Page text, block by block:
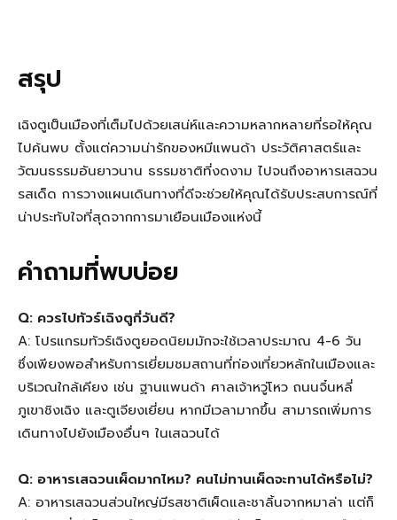
สรุป
เฉิงตูเป็นเมืองที่เต็มไปด้วยเสน่ห์และความหลากหลายที่รอให้คุณ
ไปค้นพบ ตั้งแต่ความน่ารักของหมีแพนด้า ประวัติศาสตร์และ
วัฒนธรรมอันยาวนาน ธรรมชาติที่งดงาม ไปจนถึงอาหารเสฉวน
รสเด็ด การวางแผนเดินทางที่ดีจะช่วยให้คุณได้รับประสบการณ์ที่
น่าประทับใจที่สุดจากการมาเยือนเมืองแห่งนี้
คำถามที่พบบ่อย
Q: ควรไปทัวร์เฉิงตูกี่วันดี?
A: โปรแกรมทัวร์เฉิงตูยอดนิยมมักจะใช้เวลาประมาณ 4-6 วัน
ซึ่งเพียงพอสำหรับการเยี่ยมชมสถานที่ท่องเที่ยวหลักในเมืองและ
บริเวณใกล้เคียง เช่น ฐานแพนด้า ศาลเจ้าหวู่โหว ถนนจิ๋นหลี่
ภูเขาชิงเฉิง และตูเจียงเยี่ยน หากมีเวลามากขึ้น สามารถเพิ่มการ
เดินทางไปยังเมืองอื่นๆ ในเสฉวนได้
Q: อาหารเสฉวนเผ็ดมากไหม? คนไม่ทานเผ็ดจะทานได้หรือไม่?
A: อาหารเสฉวนส่วนใหญ่มีรสชาติเผ็ดและชาลิ้นจากหมาล่า แต่ก็